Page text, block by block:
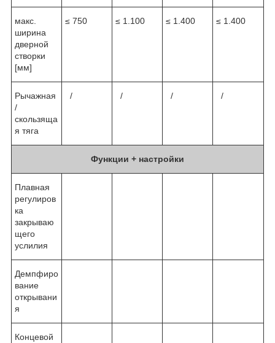
макс.
ширина
дверной
створки
[мм]
≤ 750 ≤ 1.100 ≤ 1.400 ≤ 1.400
Рычажная
/
скользяща
я тяга
/ / / /
Функции + настройки
Плавная
регулиров
ка
закрываю
щего
услилия
Демпфиро
вание
открывани
я
Концевой